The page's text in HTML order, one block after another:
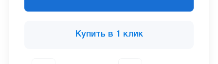
Купить в 1 клик